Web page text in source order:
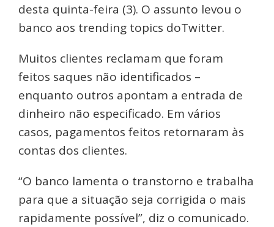
desta quinta-feira (3). O assunto levou o
banco aos trending topics doTwitter.
Muitos clientes reclamam que foram
feitos saques não identificados –
enquanto outros apontam a entrada de
dinheiro não especificado. Em vários
casos, pagamentos feitos retornaram às
contas dos clientes.
“O banco lamenta o transtorno e trabalha
para que a situação seja corrigida o mais
rapidamente possível”, diz o comunicado.